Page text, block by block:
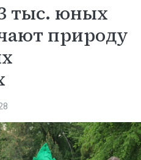
тыс. юных
природу